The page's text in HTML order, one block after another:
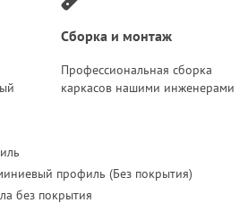
Сборка и монтаж
Профессиональная сборка
каркасов нашими инженерами
профиль (Без покрытия)
без покрытия